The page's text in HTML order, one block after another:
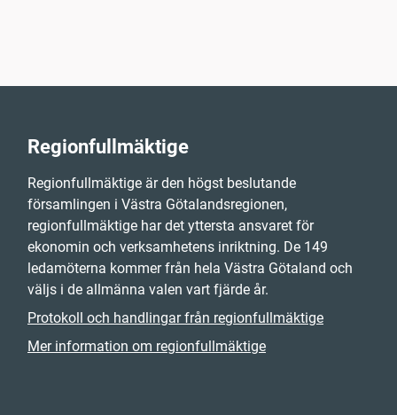
Regionfullmäktige
Regionfullmäktige är den högst beslutande
församlingen i Västra Götalandsregionen,
regionfullmäktige har det yttersta ansvaret för
ekonomin och verksamhetens inriktning. De 149
ledamöterna kommer från hela Västra Götaland och
väljs i de allmänna valen vart fjärde år.
Protokoll och handlingar från regionfullmäktige
Mer information om regionfullmäktige